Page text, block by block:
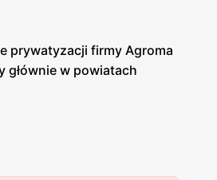
prywatyzacji firmy Agroma
głównie w powiatach
W sklepie znajdziemy